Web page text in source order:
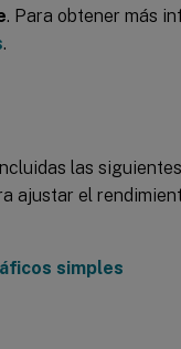
. Para obtener más
.
las
ajustar el
simples